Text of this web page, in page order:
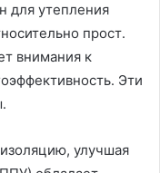
для утепления
прост․
внимания к
Эти
улучшая